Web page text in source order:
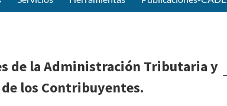
de la Administración Tributaria y
de los Contribuyentes.